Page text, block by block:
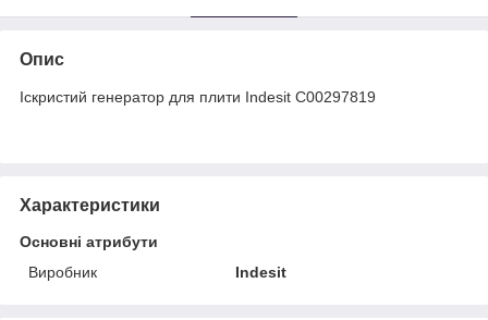
Опис
Іскристий генератор для плити Indesit C00297819
Характеристики
Основні атрибути
Виробник
Indesit